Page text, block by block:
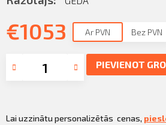
KLIENTU PORTĀLS
KĻŪT PAR KLIENTU
Iziet
€1053 Ar PVN Bez PVN
PIEVIENOT
Lai uzzinātu personalizētās cenas,